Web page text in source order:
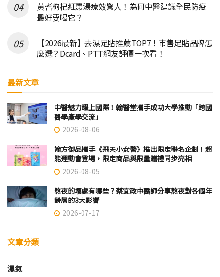
黃耆枸杞紅棗湯療效驚人！為何中醫建議全民防疫
最好要喝它？
【2026最新】去濕足貼推薦TOP7！市售足貼品牌怎
麼選？Dcard、PTT網友評價一次看！
最新文章
中醫魅力躍上國際！翰醫堂攜手成功大學推動「跨國
醫學產學交流」
2026-08-06
翰方御品攜手《飛天小女警》推出限定聯名企劃！超
能運動會登場，限定商品與限量贈禮同步亮相
2026-08-05
熬夜的壞處有哪些？蔡宜政中醫師分享熬夜對各個年
齡層的3大影響
2026-07-17
文章分類
濕氣